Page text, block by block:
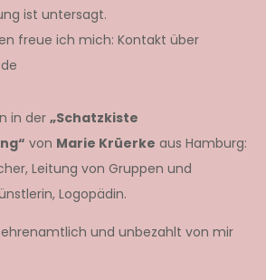
ist untersagt.
freue ich mich: Kontakt über
in der „Schatzkiste
von Marie Krüerke aus Hamburg:
Leitung von Gruppen und
Logopädin.
und unbezahlt von mir